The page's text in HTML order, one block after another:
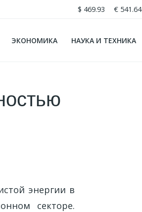
$ 469.93 € 541.64
ЭКОНОМИКА НАУКА И ТЕХНИКА
энергии в
секторе.